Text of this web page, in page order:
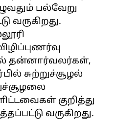
பல்வேறு
வருகிறது.
தன்னார்வலர்கள்,
சுற்றுச்சூழல்
குறித்து
வருகிறது.